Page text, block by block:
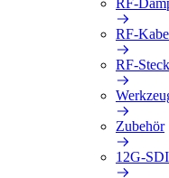
RF-
RF-
Zubehör
12G-SDI